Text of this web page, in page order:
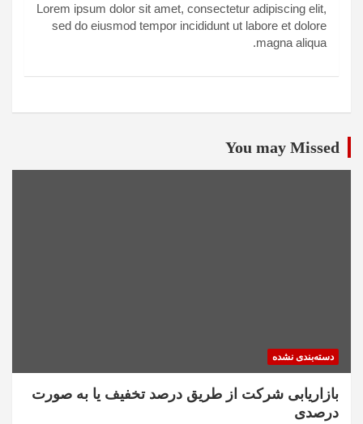
Lorem ipsum dolor sit amet, consectetur adipiscing elit,
sed do eiusmod tempor incididunt ut labore et dolore
magna aliqua.
You may Missed
دسته‌بندی نشده
بازاریابی شرکت از طریق درصد تخفیف یا به صورت
درصدی